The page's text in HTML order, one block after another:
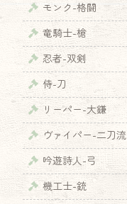
モンク-格闘
竜騎士-槍
忍者-双剣
侍-刀
リーパー-大鎌
ヴァイパー-二刀流
吟遊詩人-弓
機工士-銃